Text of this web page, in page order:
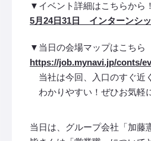
▼イベント詳細はこちらから！
5月24日31日 インターンシ
▼当日の会場マップはこちら
https://job.mynavi.jp/conts/
当社は今回、入口のすぐ近
わかりやすい！ぜひお気軽
当日は、グループ会社「加藤